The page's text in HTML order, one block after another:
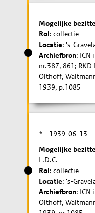
Mogelijke
Rol: collectie
Locatie: 's-
Archiefbron: ICN
nr.387, 861;
Olthoff,
1939, p.1085
* - 1939-06-13
Mogelijke
L.D.C.
Rol: collectie
Locatie: 's-
Archiefbron: ICN
Olthoff,